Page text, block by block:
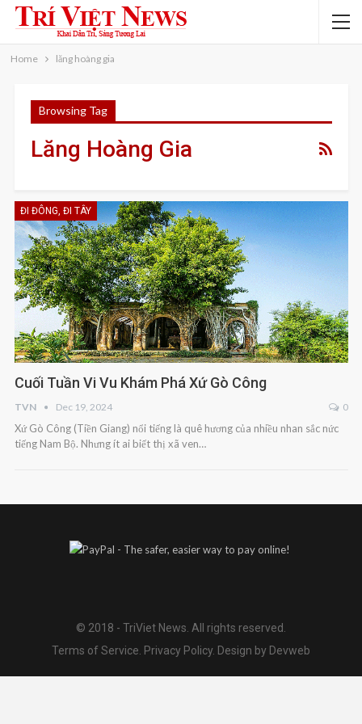
Home lăng hoàng gia
Browsing Tag
Lăng Hoàng Gia
ĐI ĐÔNG, ĐI TÂY
Cuối Tuần Vi Vu Khám Phá Xứ Gò Công
TVN Dec 19, 2024 0
Xứ Gò Công (Tiền Giang) nổi tiếng là quê hương của nhiều nhan sắc nức
tiếng Nam Bộ. Nhưng ít ai biết thị xã ven…
© 2018 - TriViet News. All rights reserved.
Terms of Service. Privacy Policy. Design by Devweb